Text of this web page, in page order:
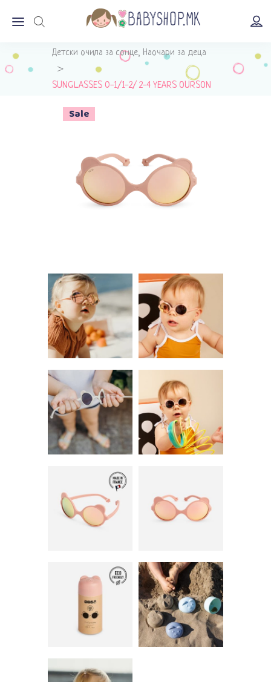
Детски очила за сонце, Наочари за деца
>
SUNGLASSES 0-1/1-2/ 2-4 YEARS OURSON
Sale